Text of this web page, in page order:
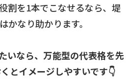
割を1本でこなせるなら、堤
かなり助かります。
いなら、万能型の代表格を先
とイメージしやすいです👇